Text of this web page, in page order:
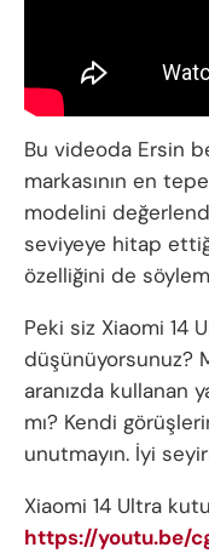
Bu videoda Ersin
markasının en
modelini
seviyeye hitap
özelliğini de
Peki siz Xiaomi 14
düşünüyorsunuz?
aranızda kullanan
mı? Kendi
unutmayın. İyi
Xiaomi 14 Ultra kutu
https://youtu.be/